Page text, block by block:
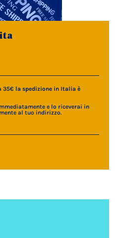
35€ la spedizione in Italia è
e lo riceverai in
al tuo indirizzo.